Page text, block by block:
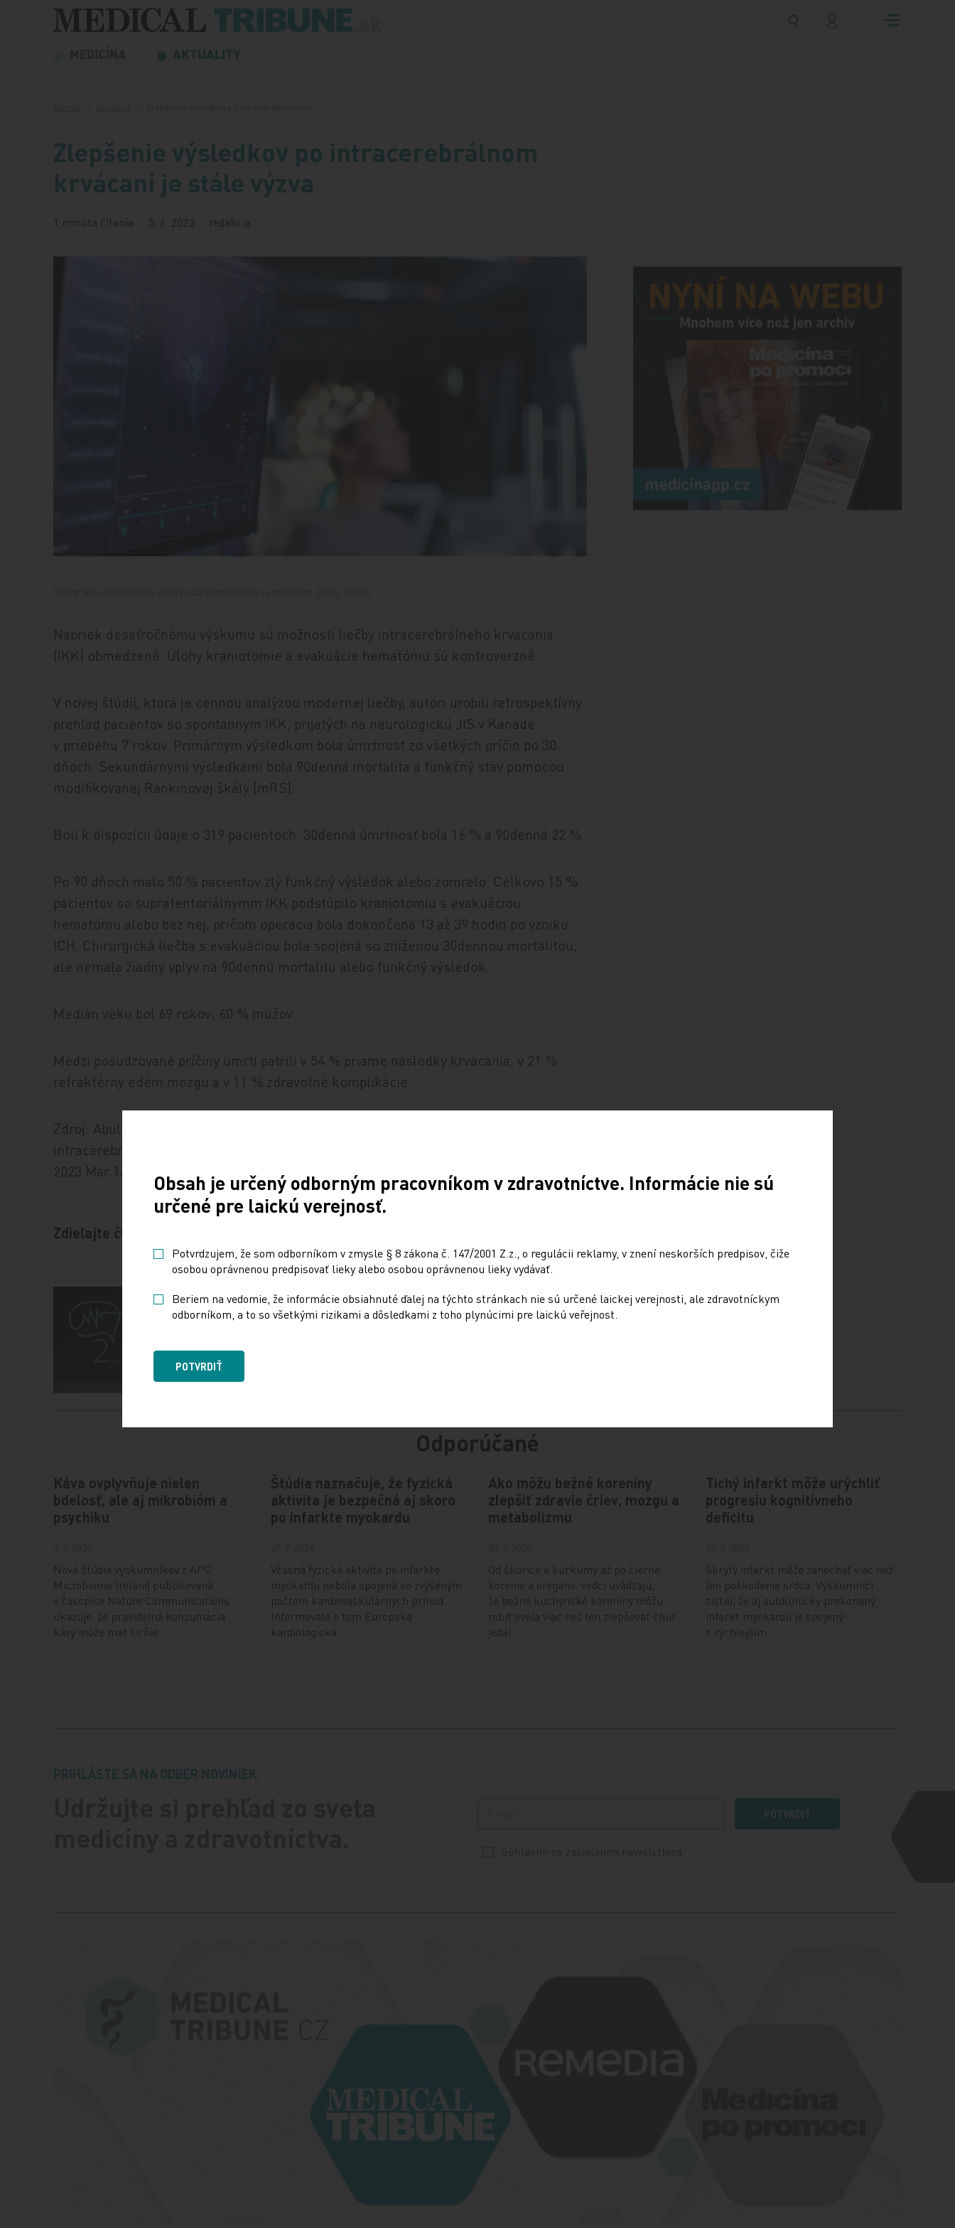
Preskočiť na obsah
AKTUALITY
Zlepšenie výsledkov po intracerebrálnom
krvácaní je stále výzva
1 minúta čítania 5. 6. 2023 redakcia
Napriek desaťročnému výskumu sú možnosti liečby intracerebrálneho krvácania
(IKK) obmedzené. Úlohy kraniotomie a evakuácie hematómu sú kontroverzné.
V novej štúdii, ktorá je cennou analýzou modernej liečby, autori urobili retrospektívny
prehľad pacientov so spontánnym IKK, prijatých na neurologickú JIS v Kanade
v priebehu 7 rokov. Primárnym výsledkom bola úmrtnosť zo všetkých príčin po 30
dňoch. Sekundárnymi výsledkami bola 90denná mortalita a funkčný stav pomocou
modifikovanej Rankinovej škály (mRS).
Boli k dispozícii údaje o 319 pacientoch, 30denná úmrtnosť bola 16 % a 90denná 22 %.
Po 90 dňoch malo 50 % pacientov zlý funkčný výsledok alebo zomrelo. Celkovo 15 %
pacientov so supratentoriálnymm IKK podstúpilo kraniotomiu s evakuáciou
hematómu alebo bez nej, pričom operácia bola dokončená 13 až 39 hodín po vzniku
ICH. Chirurgická liečba s evakuáciou bola spojená so zníženou 30dennou mortalitou,
ale nemala žiadny vplyv na 90dennú mortalitu alebo funkčný výsledok.
Medián veku bol 69 rokov; 60 % mužov.
Medzi posudzované príčiny úmrtí patrili v 54 % priame následky krvácania, v 21 %
refraktérny edém mozgu a v 11 % zdravotné komplikácie.
Zdroj: Abulhasan YB et al. Functional outcomes and mortality in patients with
intracerebral hemorrhage after intensive medical and surgical support.
2023 Mar 16; [e-pub].
Zdieľajte článok
Odporúčané
Káva ovplyvňuje nielen
bdelosť, ale aj mikrobióm a
psychiku
Nová štúdia výskumníkov z APC
Microbiome Ireland publikovaná
v časopise Nature Communications
ukazuje, že pravidelná konzumácia
kávy môže mať širšie…
Štúdia naznačuje, že fyzická
aktivita je bezpečná aj skoro
po infarkte myokardu
Včasná fyzická aktivita po infarkte
myokardu nebola spojená so zvýšeným
počtom kardiovaskulárnych príhod.
Informovala o tom Európska
kardiologická…
Ako môžu bežné koreniny
zlepšiť zdravie čriev, mozgu a
metabolizmu
Od škorice a kurkumy až po čierne
korenie a oregano: vedci uvádzajú,
že bežné kuchynské koreniny môžu
robiť oveľa viac než len zlepšovať chuť
jedál.…
Tichý infarkt môže urýchliť
progresiu kognitívneho
deficitu
Skrytý infarkt môže zanechať viac než
len poškodenie srdca. Výskumníci
zistili, že aj subklinicky prekonaný
infarkt myokardu je spojený
s rýchlejším…
PRIHLÁSTE SA NA ODBER NOVINIEK.
POTVRDIŤ
Obsah je určený odborným pracovníkom v zdravotníctve. Informácie nie sú
určené pre laickú verejnosť.
Potvrdzujem, že som odborníkom v zmysle § 8 zákona č. 147/2001 Z.z., o regulácii reklamy, v znení neskorších predpisov, čiže
osobou oprávnenou predpisovať lieky alebo osobou oprávnenou lieky vydávať.
Beriem na vedomie, že informácie obsiahnuté ďalej na týchto stránkach nie sú určené laickej verejnosti, ale zdravotníckym
odborníkom, a to so všetkými rizikami a dôsledkami z toho plynúcimi pre laickú veřejnost.
POTVRDIŤ